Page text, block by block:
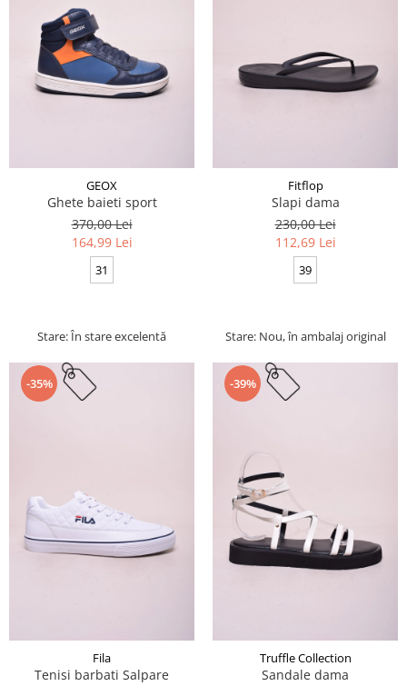
GEOX
Ghete baieti sport
370,00 Lei
164,99 Lei
31
Stare: În stare excelentă
Fitflop
Slapi dama
230,00 Lei
112,69 Lei
39
Stare: Nou, în ambalaj original
-35%
Fila
Tenisi barbati Salpare
-39%
Truffle Collection
Sandale dama